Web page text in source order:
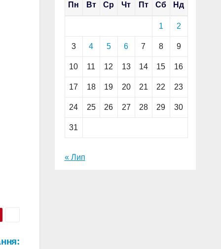
Пн Вт Ср Чт Пт Сб Нд
1 2
3 4 5 6 7 8 9
10 11 12 13 14 15 16
17 18 19 20 21 22 23
24 25 26 27 28 29 30
31
« Лип